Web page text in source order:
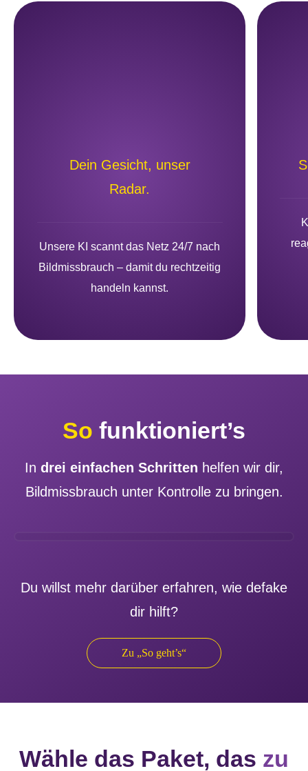
Dein Gesicht, unser
Radar.
Unsere KI scannt das Netz 24/7 nach
Bildmissbrauch – damit du rechtzeitig
handeln kannst.
So funktioniert’s
In drei einfachen Schritten helfen wir dir,
Bildmissbrauch unter Kontrolle zu bringen.
Du willst mehr darüber erfahren, wie defake
dir hilft?
Zu „So geht’s“
Wähle das Paket, das zu